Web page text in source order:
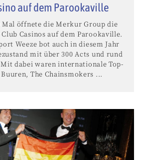
auf dem Parookaville
öffnete die Merkur Group die
Casinos auf dem Parookaville.
Weeze bot auch in diesem Jahr
mit über 300 Acts und rund
Mit dabei waren internationale Top-
The Chainsmokers ...